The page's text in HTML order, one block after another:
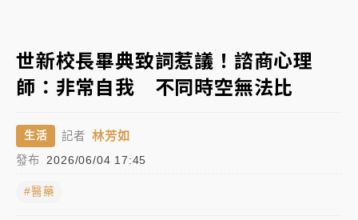
及載板皆走弱
中信慈善基金會想增加董事人數！辜仲諒向法院聲請遭
故宮《龍藏經》特展第2檔！今線上預約開賣一度塞車
周六起展出延長至晚上7時
台東農業處長涉圖利渡假村！東檢抗告成功 今重開羈
世新校長畢典致詞惹議！諮商心理
師：非常自我 不同時空無法比
生活 記者 林芳如
發布 2026/06/04 17:45
#醫藥